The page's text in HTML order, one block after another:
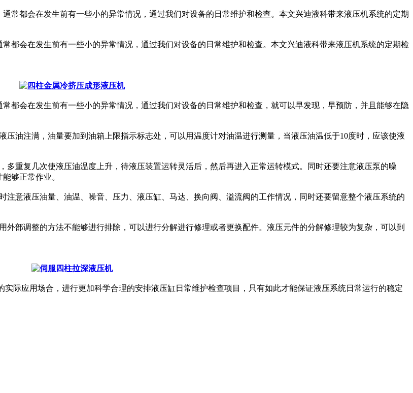
常都会在发生前有一些小的异常情况，通过我们对设备的日常维护和检查。本文兴迪液科带来液压机系统的定期
都会在发生前有一些小的异常情况，通过我们对设备的日常维护和检查。本文兴迪液科带来液压机系统的定期检
会在发生前有一些小的异常情况，通过我们对设备的日常维护和检查，就可以早发现，早预防，并且能够在隐
注满，油量要加到油箱上限指示标志处，可以用温度计对油温进行测量，当液压油温低于10度时，应该使液
重复几次使液压油温度上升，待液压装置运转灵活后，然后再进入正常运转模式。同时还要注意液压泵的噪
够正常作业。
意液压油量、油温、噪音、压力、液压缸、马达、换向阀、溢流阀的工作情况，同时还要留意整个液压系统的
调整的方法不能够进行排除，可以进行分解进行修理或者更换配件。液压元件的分解修理较为复杂，可以到
应用场合，进行更加科学合理的安排液压缸日常维护检查项目，只有如此才能保证液压系统日常运行的稳定